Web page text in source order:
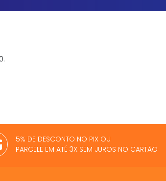
5% DE DESCONTO NO PIX OU
PARCELE EM ATÉ 3X SEM JUROS NO CARTÃO